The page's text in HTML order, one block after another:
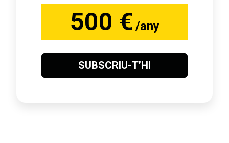
500 € /any
SUBSCRIU-T’HI